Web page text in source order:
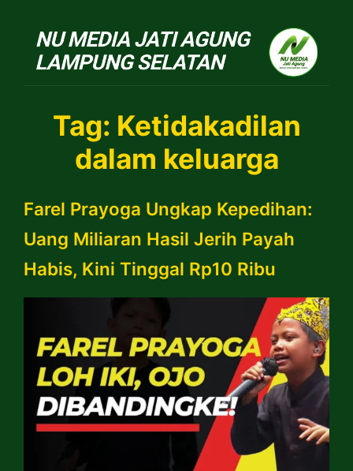
NU
Tag: Ketidakadilan
dalam keluarga
Farel Prayoga Ungkap Kepedihan:
Uang Miliaran Hasil Jerih Payah
Habis, Kini Tinggal Rp10 Ribu